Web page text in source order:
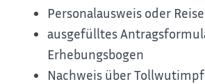
Personalausweis oder
ausgefülltes
Erhebungsbogen
Nachweis über